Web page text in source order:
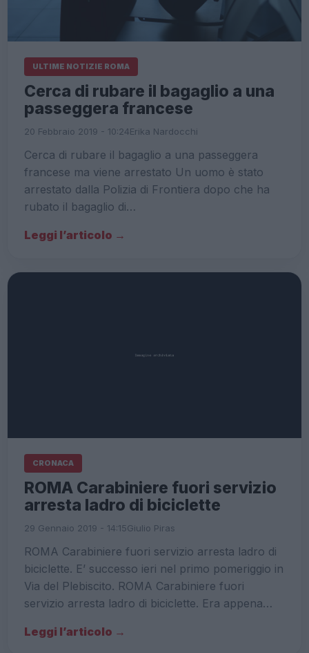
ULTIME NOTIZIE ROMA
Cerca di rubare il bagaglio a una
passeggera francese
20 Febbraio 2019 - 10:24Erika Nardocchi
Cerca di rubare il bagaglio a una passeggera
francese ma viene arrestato Un uomo è stato
arrestato dalla Polizia di Frontiera dopo che ha
rubato il bagaglio di…
Leggi l’articolo →
CRONACA
ROMA Carabiniere fuori servizio
arresta ladro di biciclette
29 Gennaio 2019 - 14:15Giulio Piras
ROMA Carabiniere fuori servizio arresta ladro di
biciclette. E’ successo ieri nel primo pomeriggio in
Via del Plebiscito. ROMA Carabiniere fuori
servizio arresta ladro di biciclette. Era appena…
Leggi l’articolo →